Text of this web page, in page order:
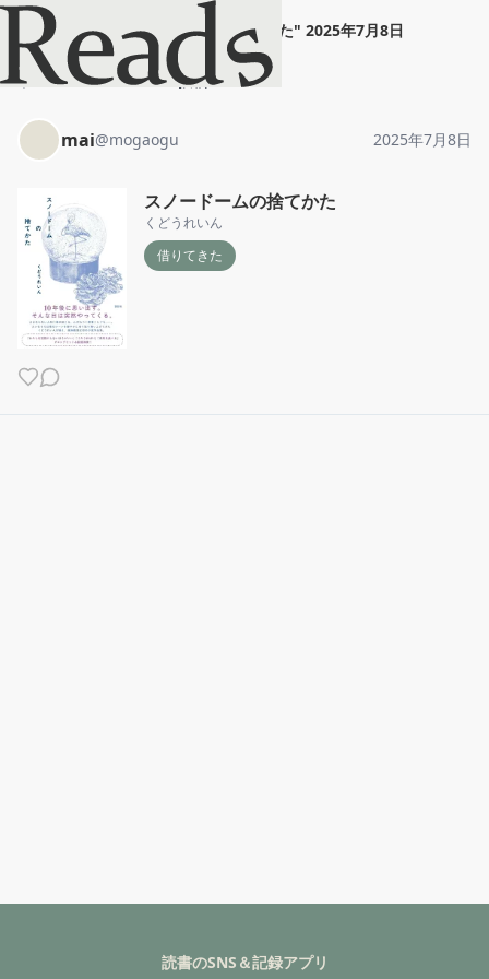
mai "スノードームの捨てかた" 2025年7月8日
ホーム mai 投稿
mai@mogaogu 2025年7月8日
スノードームの捨てかた
くどうれいん
借りてきた
読書のSNS＆記録アプリ